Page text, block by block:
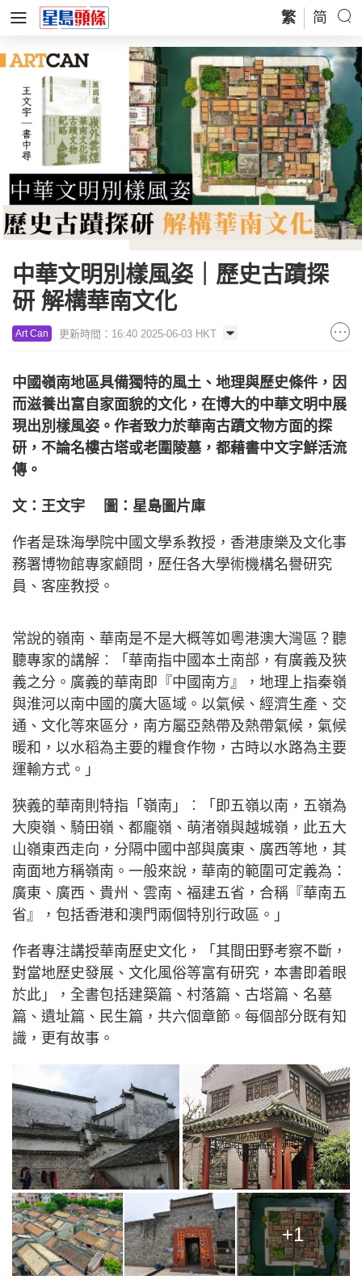
繁 简
中華文明別樣風姿｜歷史古蹟探
研 解構華南文化
Art Can 更新時間：16:40 2025-06-03 HKT
中國嶺南地區具備獨特的風土、地理與歷史條件，因
而滋養出富自家面貌的文化，在博大的中華文明中展
現出別樣風姿。作者致力於華南古蹟文物方面的探
研，不論名樓古塔或老圍陵墓，都藉書中文字鮮活流
傳。
文：王文宇 圖：星島圖片庫
作者是珠海學院中國文學系教授，香港康樂及文化事
務署博物館專家顧問，歷任各大學術機構名譽研究
員、客座教授。
常說的嶺南、華南是不是大概等如粵港澳大灣區？聽
聽專家的講解︰「華南指中國本土南部，有廣義及狹
義之分。廣義的華南即『中國南方』，地理上指秦嶺
與淮河以南中國的廣大區域。以氣候、經濟生產、交
通、文化等來區分，南方屬亞熱帶及熱帶氣候，氣候
暖和，以水稻為主要的糧食作物，古時以水路為主要
運輸方式。」
狹義的華南則特指「嶺南」︰「即五嶺以南，五嶺為
大庾嶺、騎田嶺、都龐嶺、萌渚嶺與越城嶺，此五大
山嶺東西走向，分隔中國中部與廣東、廣西等地，其
南面地方稱嶺南。一般來說，華南的範圍可定義為：
廣東、廣西、貴州、雲南、福建五省，合稱『華南五
省』，包括香港和澳門兩個特別行政區。」
作者專注講授華南歷史文化，「其間田野考察不斷，
對當地歷史發展、文化風俗等富有研究，本書即着眼
於此」，全書包括建築篇、村落篇、古塔篇、名墓
篇、遺址篇、民生篇，共六個章節。每個部分既有知
識，更有故事。
+1